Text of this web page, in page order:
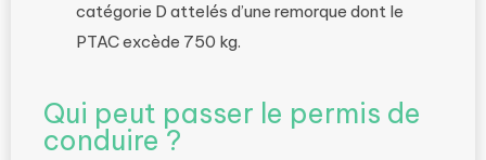
catégorie D attelés d’une remorque dont le
PTAC excède 750 kg.
Qui peut passer le permis de
conduire ?